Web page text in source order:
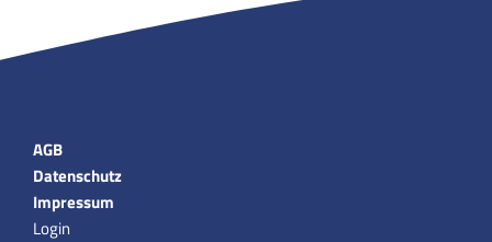
AGB
Datenschutz
Impressum
Login